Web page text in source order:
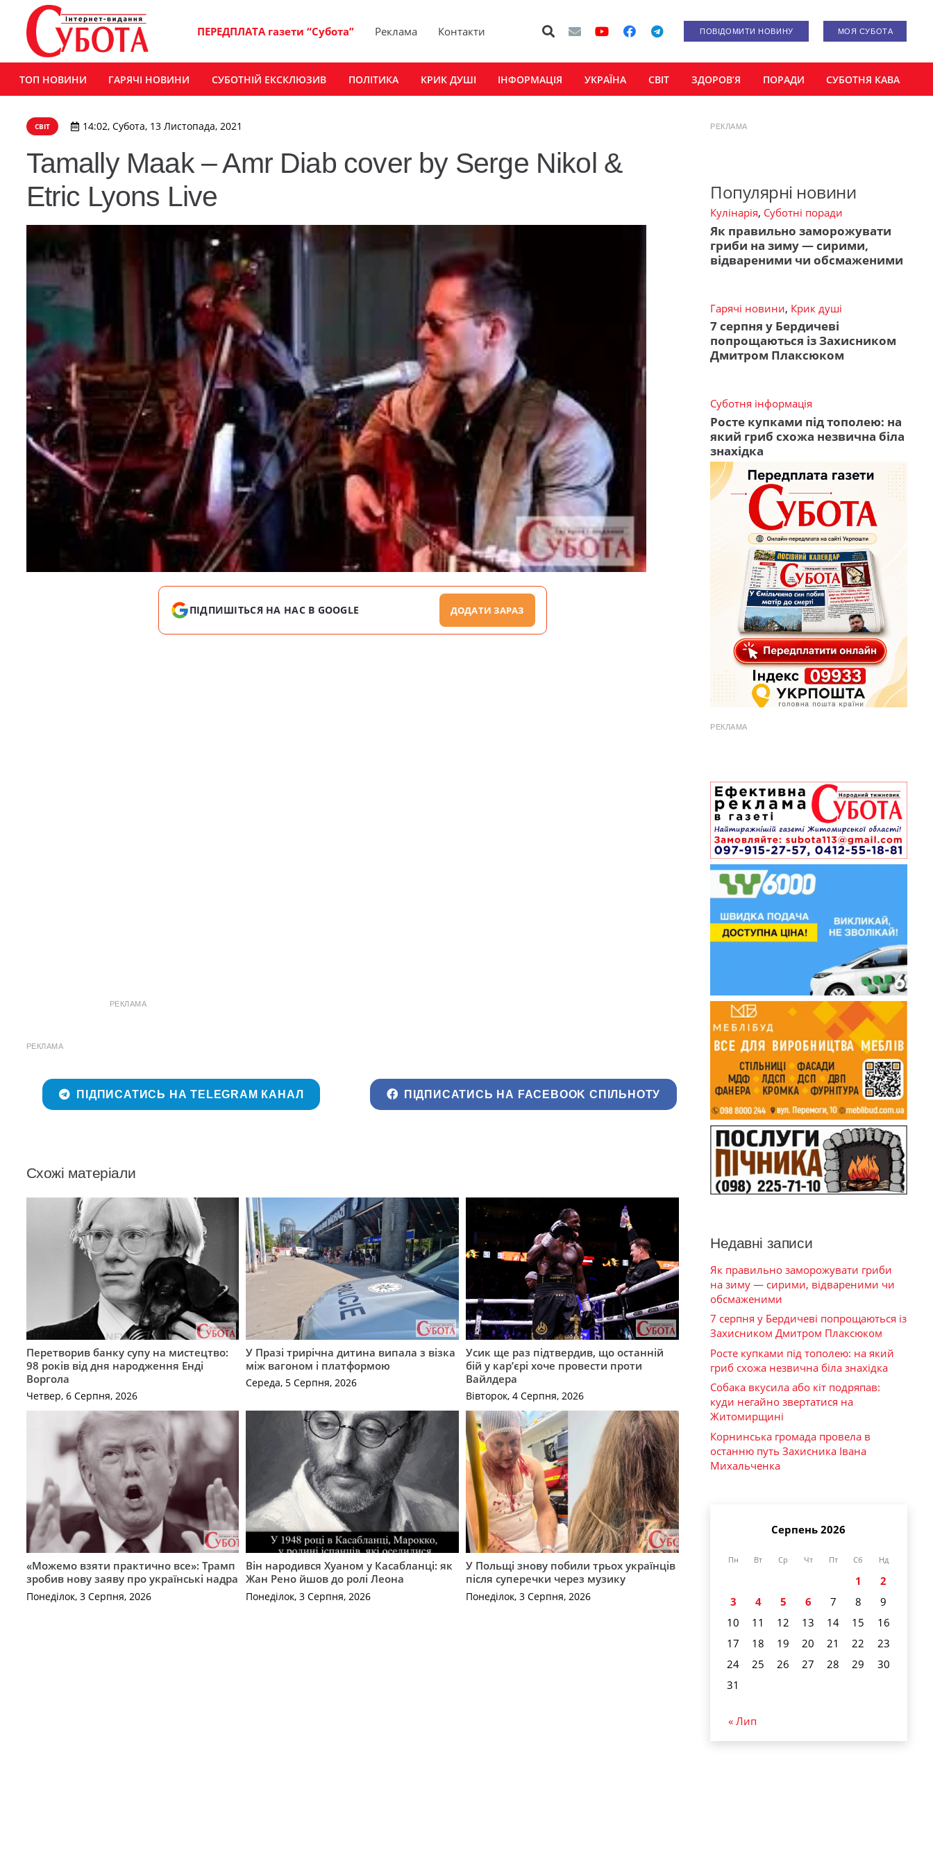
ПЕРЕДПЛАТА газети “Субота” Реклама Контакти ПОВІДОМИТИ НОВИНУ МОЯ СУБОТА
ТОП НОВИНИ ГАРЯЧІ НОВИНИ СУБОТНІЙ ЕКСКЛЮЗИВ ПОЛІТИКА КРИК ДУШІ ІНФОРМАЦІЯ УКРАЇНА СВІТ ЗДОРОВ’Я ПОРАДИ СУБОТНЯ КАВА
СВІТ 14:02, Субота, 13 Листопада, 2021
Tamally Maak – Amr Diab cover by Serge Nikol &
Etric Lyons Live
ПІДПИШІТЬСЯ НА НАС В GOOGLE ДОДАТИ ЗАРАЗ
РЕКЛАМА
РЕКЛАМА
ПІДПИСАТИСЬ НА TELEGRAM КАНАЛ ПІДПИСАТИСЬ НА FACEBOOK СПІЛЬНОТУ
Схожі матеріали
Перетворив банку супу на мистецтво:
98 років від дня народження Енді
Воргола
Четвер, 6 Серпня, 2026
У Празі трирічна дитина випала з візка
між вагоном і платформою
Середа, 5 Серпня, 2026
Усик ще раз підтвердив, що останній
бій у кар’єрі хоче провести проти
Вайлдера
Вівторок, 4 Серпня, 2026
«Можемо взяти практично все»: Трамп
зробив нову заяву про українські надра
Понеділок, 3 Серпня, 2026
Він народився Хуаном у Касабланці: як
Жан Рено йшов до ролі Леона
Понеділок, 3 Серпня, 2026
У Польщі знову побили трьох українців
після суперечки через музику
Понеділок, 3 Серпня, 2026
РЕКЛАМА
Популярні новини
Кулінарія, Суботні поради
Як правильно заморожувати
гриби на зиму — сирими,
відвареними чи обсмаженими
Гарячі новини, Крик душі
7 серпня у Бердичеві
попрощаються із Захисником
Дмитром Плаксюком
Суботня інформація
Росте купками під тополею: на
який гриб схожа незвична біла
знахідка
РЕКЛАМА
Недавні записи
Як правильно заморожувати гриби
на зиму — сирими, відвареними чи
обсмаженими
7 серпня у Бердичеві попрощаються із
Захисником Дмитром Плаксюком
Росте купками під тополею: на який
гриб схожа незвична біла знахідка
Собака вкусила або кіт подряпав:
куди негайно звертатися на
Житомирщині
Корнинська громада провела в
останню путь Захисника Івана
Михальченка
Серпень 2026
Пн Вт Ср Чт Пт Сб Нд
1
2
3
4 5 6 7 8
9
10
11 12 13 14 15
16
17
18 19 20 21 22
23
24
25 26 27 28 29
30
31
« Лип